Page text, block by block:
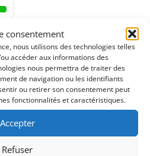
consentement
nous utilisons des technologies telles
accéder aux informations des
nous permettra de traiter des
de navigation ou les identifiants
ou retirer son consentement peut
fonctionnalités et caractéristiques.
Accepter
Refuser
ce roll bar allie
à votre équipement
addition à la gamme
accessoires 4x4